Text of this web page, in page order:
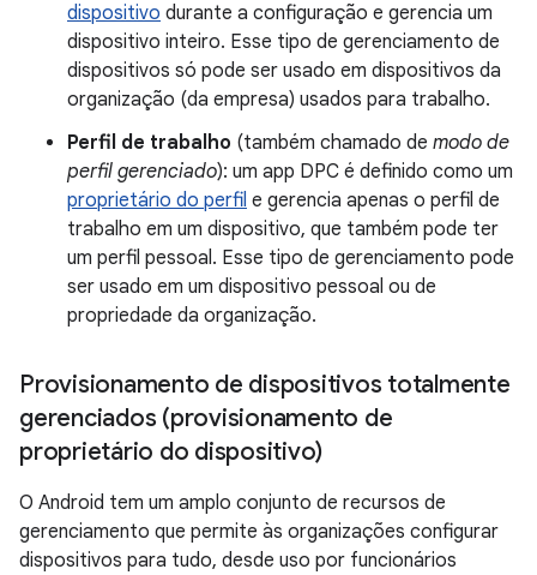
dispositivo durante a configuração e gerencia um
dispositivo inteiro. Esse tipo de gerenciamento de
dispositivos só pode ser usado em dispositivos da
organização (da empresa) usados para trabalho.
Perfil de trabalho (também chamado de modo de
perfil gerenciado): um app DPC é definido como um
proprietário do perfil e gerencia apenas o perfil de
trabalho em um dispositivo, que também pode ter
um perfil pessoal. Esse tipo de gerenciamento pode
ser usado em um dispositivo pessoal ou de
propriedade da organização.
Provisionamento de dispositivos totalmente
gerenciados (provisionamento de
proprietário do dispositivo)
O Android tem um amplo conjunto de recursos de
gerenciamento que permite às organizações configurar
dispositivos para tudo, desde uso por funcionários